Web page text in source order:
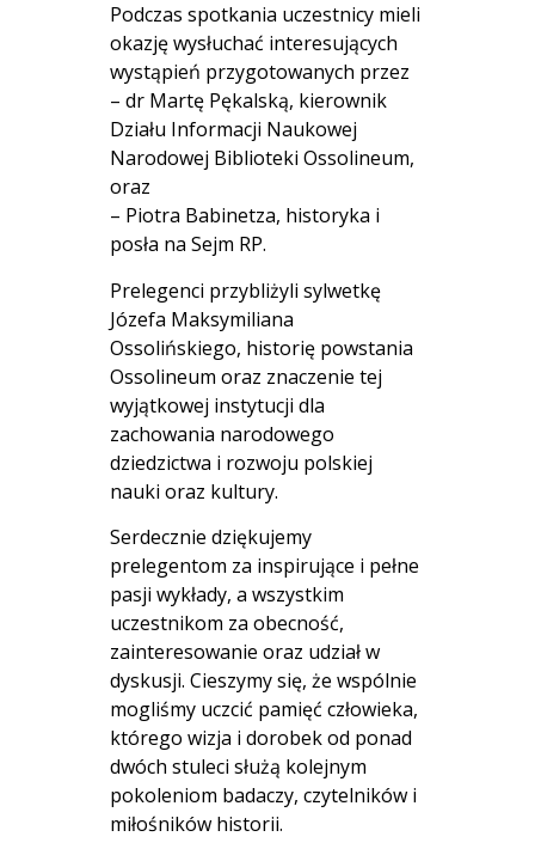
Podczas spotkania uczestnicy mieli
okazję wysłuchać interesujących
wystąpień przygotowanych przez
– dr Martę Pękalską, kierownik
Działu Informacji Naukowej
Narodowej Biblioteki Ossolineum,
oraz
– Piotra Babinetza, historyka i
posła na Sejm RP.
Prelegenci przybliżyli sylwetkę
Józefa Maksymiliana
Ossolińskiego, historię powstania
Ossolineum oraz znaczenie tej
wyjątkowej instytucji dla
zachowania narodowego
dziedzictwa i rozwoju polskiej
nauki oraz kultury.
Serdecznie dziękujemy
prelegentom za inspirujące i pełne
pasji wykłady, a wszystkim
uczestnikom za obecność,
zainteresowanie oraz udział w
dyskusji. Cieszymy się, że wspólnie
mogliśmy uczcić pamięć człowieka,
którego wizja i dorobek od ponad
dwóch stuleci służą kolejnym
pokoleniom badaczy, czytelników i
miłośników historii.